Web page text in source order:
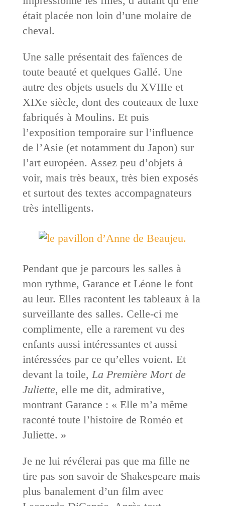
était placée non loin d’une molaire de
cheval.
Une salle présentait des faïences de
toute beauté et quelques Gallé. Une
autre des objets usuels du XVIIIe et
XIXe siècle, dont des couteaux de luxe
fabriqués à Moulins. Et puis
l’exposition temporaire sur l’influence
de l’Asie (et notamment du Japon) sur
l’art européen. Assez peu d’objets à
voir, mais très beaux, très bien exposés
et surtout des textes accompagnateurs
très intelligents.
Pendant que je parcours les salles à
mon rythme, Garance et Léone le font
au leur. Elles racontent les tableaux à la
surveillante des salles. Celle-ci me
complimente, elle a rarement vu des
enfants aussi intéressantes et aussi
intéressées par ce qu’elles voient. Et
devant la toile, La Première Mort de
Juliette, elle me dit, admirative,
montrant Garance : « Elle m’a même
raconté toute l’histoire de Roméo et
Juliette. »
Je ne lui révélerai pas que ma fille ne
tire pas son savoir de Shakespeare mais
plus banalement d’un film avec